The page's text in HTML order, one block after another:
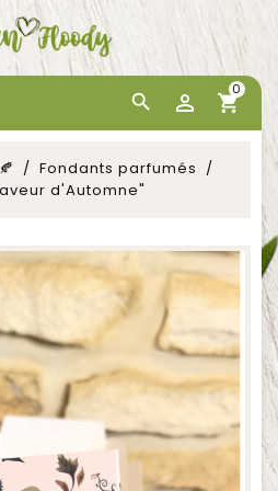

0
Fondants parfumés
d'Automne"